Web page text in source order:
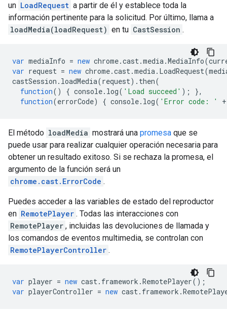
un LoadRequest a partir de él y establece toda la
información pertinente para la solicitud. Por último, llama a
loadMedia(loadRequest) en tu CastSession .
var mediaInfo = new chrome.cast.media.MediaInfo(
var request = new chrome.cast.media. LoadRequest(
castSession . loadMedia(request). then(
function() { console. log( 'Load succeed' );
},
function(errorCode) { console. log( 'Error code: ' +
El método loadMedia mostrará una promesa que se
puede usar para realizar cualquier operación necesaria para
obtener un resultado exitoso. Si se rechaza la promesa, el
argumento de la función será un
chrome.cast.ErrorCode .
Puedes acceder a las variables de estado del reproductor
en RemotePlayer . Todas las interacciones con
RemotePlayer , incluidas las devoluciones de llamada y
los comandos de eventos multimedia, se controlan con
RemotePlayerController .
var player = new cast. framework .RemotePlayer();
var playerController = new cast. framework .